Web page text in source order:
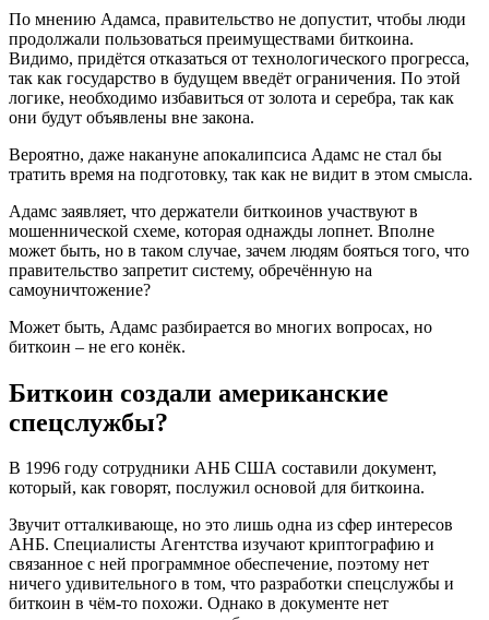
По мнению Адамса, правительство не допустит, чтобы люди
продолжали пользоваться преимуществами биткоина.
Видимо, придётся отказаться от технологического прогресса,
так как государство в будущем введёт ограничения. По этой
логике, необходимо избавиться от золота и серебра, так как
они будут объявлены вне закона.
Вероятно, даже накануне апокалипсиса Адамс не стал бы
тратить время на подготовку, так как не видит в этом смысла.
Адамс заявляет, что держатели биткоинов участвуют в
мошеннической схеме, которая однажды лопнет. Вполне
может быть, но в таком случае, зачем людям бояться того, что
правительство запретит систему, обречённую на
самоуничтожение?
Может быть, Адамс разбирается во многих вопросах, но
биткоин – не его конёк.
Биткоин создали американские
спецслужбы?
В 1996 году сотрудники АНБ США составили документ,
который, как говорят, послужил основой для биткоина.
Звучит отталкивающе, но это лишь одна из сфер интересов
АНБ. Специалисты Агентства изучают криптографию и
связанное с ней программное обеспечение, поэтому нет
ничего удивительного в том, что разработки спецслужбы и
биткоин в чём-то похожи. Однако в документе нет